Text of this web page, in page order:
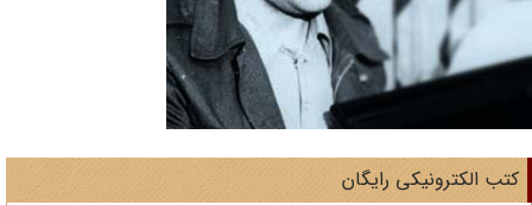
الکترونیکی رایگان